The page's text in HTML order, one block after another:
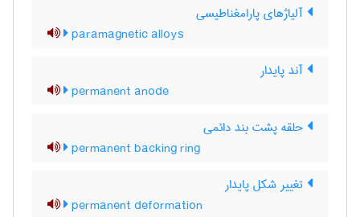
آلیاژهای پارامغناطیسی
paramagnetic alloys
آند پایدار
permanent anode
حلقه پشت بند دائمی
permanent backing ring
تغییر شکل پایدار
permanent deformation